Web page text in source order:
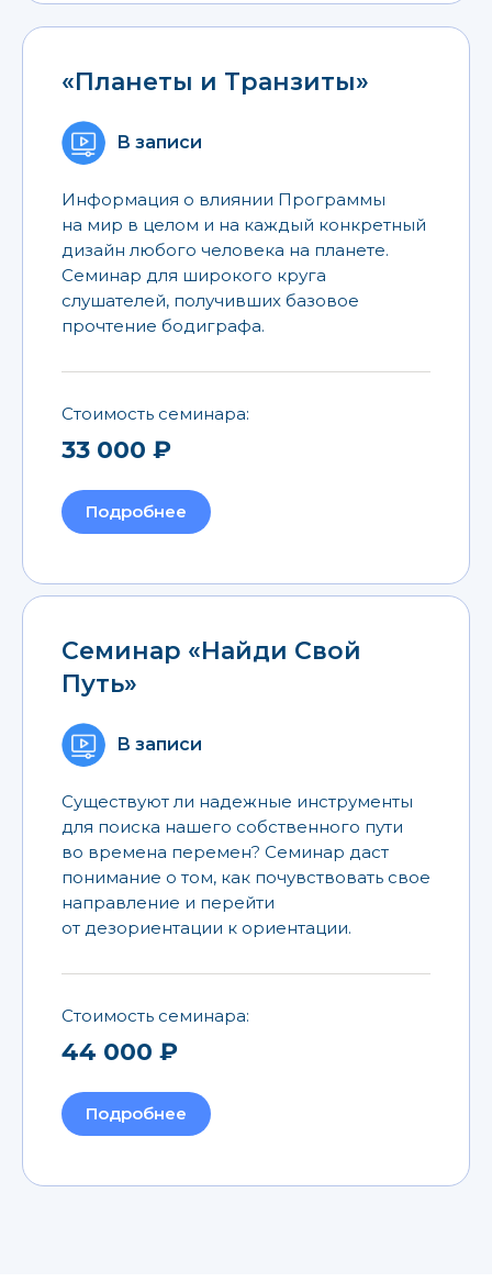
«Планеты и Транзиты»
В записи
Информация о влиянии Программы
на мир в целом и на каждый конкретный
дизайн любого человека на планете.
Семинар для широкого круга
слушателей, получивших базовое
прочтение бодиграфа.
Стоимость семинара:
33 000 ₽
Подробнее
Семинар «Найди Свой
Путь»
В записи
Существуют ли надежные инструменты
для поиска нашего собственного пути
во времена перемен? Семинар даст
понимание о том, как почувствовать свое
направление и перейти
от дезориентации к ориентации.
Стоимость семинара:
44 000 ₽
Подробнее